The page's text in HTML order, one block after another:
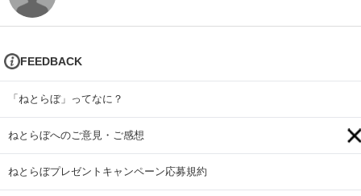
FEEDBACK
「ねとらぼ」ってなに？
ねとらぼへのご意見・ご感想
ねとらぼプレゼントキャンペーン応募規約